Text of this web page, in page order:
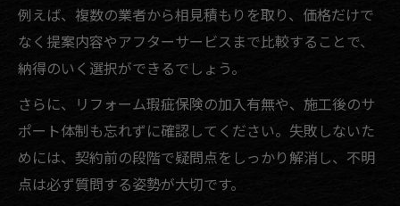
例えば、複数の業者から相見積もりを取り、価格だけで
なく提案内容やアフターサービスまで比較することで、
納得のいく選択ができるでしょう。
さらに、リフォーム瑕疵保険の加入有無や、施工後のサ
ポート体制も忘れずに確認してください。失敗しないた
めには、契約前の段階で疑問点をしっかり解消し、不明
点は必ず質問する姿勢が大切です。